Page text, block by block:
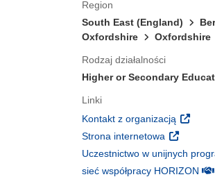
Region
South East (England)
Oxfordshire
Oxfordshire
Rodzaj działalności
Higher or Secondary
Linki
Kontakt z organizacją
Strona internetowa (odnośnik
Uczestnictwo w unijnych
sieć współpracy HORIZON